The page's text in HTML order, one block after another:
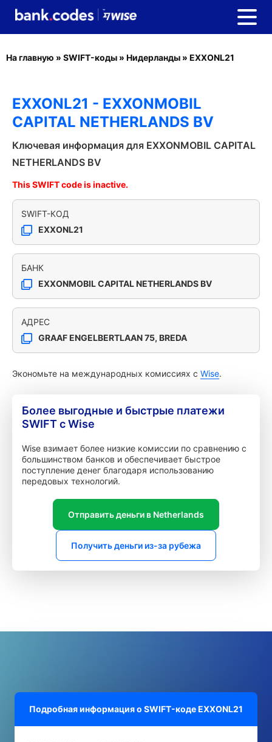
На главную » SWIFT-коды » Нидерланды » EXXONL21
EXXONL21 - EXXONMOBIL
CAPITAL NETHERLANDS BV
Ключевая информация для EXXONMOBIL CAPITAL
NETHERLANDS BV
This SWIFT code is inactive.
SWIFT-КОД
EXXONL21
БАНК
EXXONMOBIL CAPITAL NETHERLANDS BV
АДРЕС
GRAAF ENGELBERTLAAN 75, BREDA
Экономьте на международных комиссиях с Wise.
Более выгодные и быстрые платежи
SWIFT с Wise
Wise взимает более низкие комиссии по сравнению с
большинством банков и обеспечивает быстрое
поступление денег благодаря использованию
передовых технологий.
Отправить деньги в Netherlands
Получить деньги из-за рубежа
Подробная информация о SWIFT-кодеEXXONL21